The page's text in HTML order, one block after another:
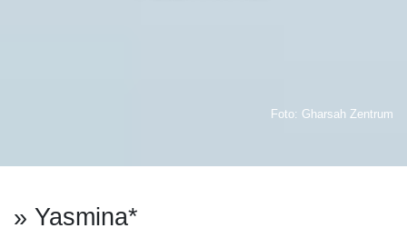
Foto: Gharsah Zentrum
» Yasmina*